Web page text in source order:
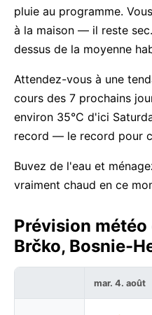
pluie au programme.
à la maison — il reste
dessus de la moyenne
Attendez-vous à une
cours des 7 prochains
environ 35°C d'ici
record — le record pour
Buvez de l'eau et
vraiment chaud en ce
Prévision
Brčko, Bosnie-
mar. 4. août